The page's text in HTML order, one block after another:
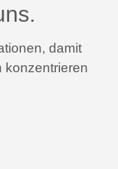
damit
konzentrieren